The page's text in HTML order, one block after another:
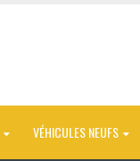
VÉHICULES NEUFS